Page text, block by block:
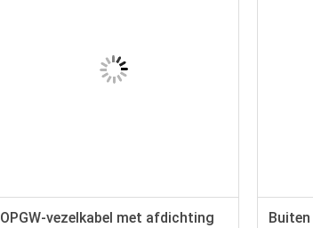
OPGW-vezelkabel met afdichting
Buiten